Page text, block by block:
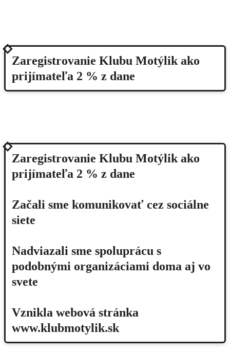
2013
Zaregistrovanie Klubu Motýlik ako
prijímateľa 2 % z dane
2013
Zaregistrovanie Klubu Motýlik ako
prijímateľa 2 % z dane
Začali sme komunikovať cez sociálne
siete
Nadviazali sme spoluprácu s
podobnými organizáciami doma aj vo
svete
Vznikla webová stránka
www.klubmotylik.sk